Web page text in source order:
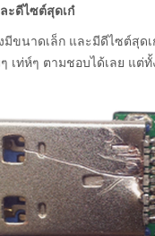
ะดีไซต์สุดเก๋
มีขนาดเล็ก และมีดีไซต์สุด
ๆ เท่ห์ๆ ตามชอบได้เลย แ